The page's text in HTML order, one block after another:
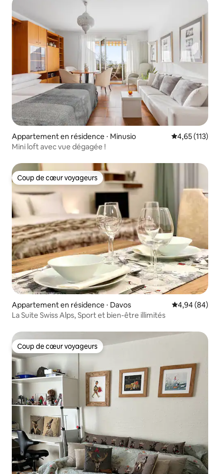
Appartement en résidence ⋅ Minusio Évaluation
4,65 (113)
Mini loft avec vue dégagée !
Coup de cœur voyageurs
Coup de cœur voyageurs
Appartement en résidence ⋅ Davos Évaluation
4,94 (84)
La Suite Swiss Alps, Sport et bien-être illimités
Coup de cœur voyageurs
Coup de cœur voyageurs